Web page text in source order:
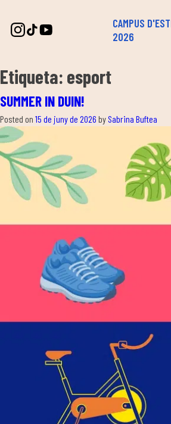
CAMPUS
2026
Etiqueta: esport
SUMMER IN DUIN!
Posted on 15 de juny de 2026 bySabrina Buftea